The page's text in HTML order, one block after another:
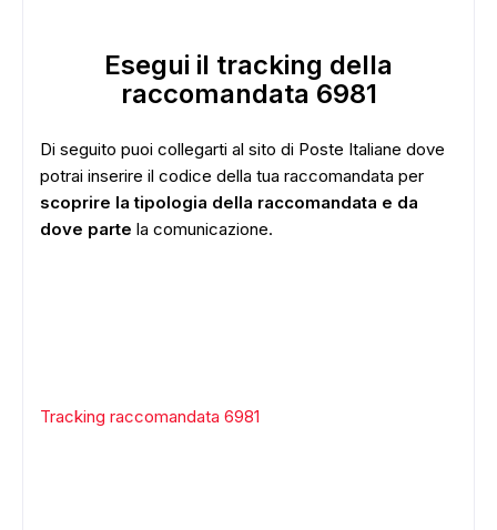
Esegui il tracking della
raccomandata 6981
Di seguito puoi collegarti al sito di Poste Italiane dove
potrai inserire il codice della tua raccomandata per
scoprire la tipologia della raccomandata e da
dove parte la comunicazione.
Tracking raccomandata 6981